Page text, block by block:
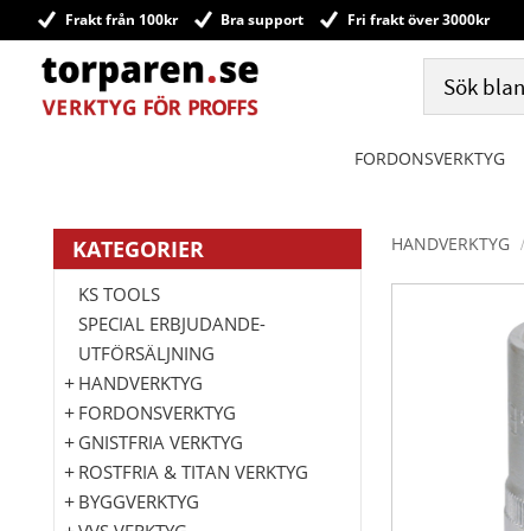
Frakt från 100kr Bra support Fri frakt över 3000kr
FORDONSVERKTYG
HANDVERKTYG
KATEGORIER
KS TOOLS
SPECIAL ERBJUDANDE-
UTFÖRSÄLJNING
HANDVERKTYG
FORDONSVERKTYG
GNISTFRIA VERKTYG
ROSTFRIA & TITAN VERKTYG
BYGGVERKTYG